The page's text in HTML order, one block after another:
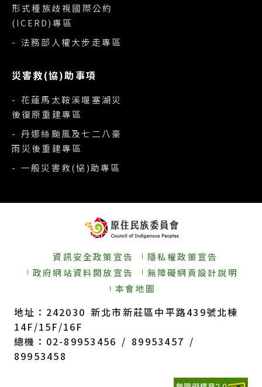
形式種族歧視國際公約
(ICERD)專區
- 法務部人權大步走專區
災害救(協)助事項
- 花蓮馬太鞍溪堰塞湖災
後復原重建專區
- 丹娜絲颱風及七二八豪
雨災後重建專區
- 一般災害救(協)助專區
資訊安全政策宣告
隱私權政策宣告
政府網站資料開放宣告
無障礙網頁設計說明
本會地圖
地址：242030 新北市新莊區中平路439號北棟
14F/15F/16F
總機：02-89953456 / 89953457 /
89953458